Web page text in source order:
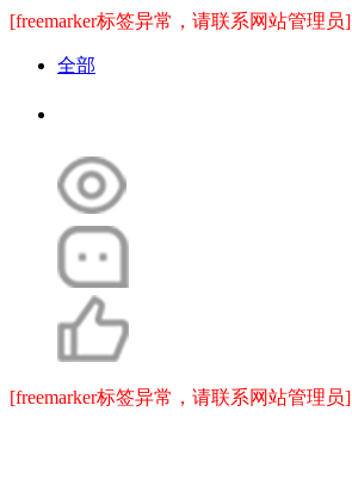
[freemarker标签异常，请联系网站管理员]
全部
[freemarker标签异常，请联系网站管理员]